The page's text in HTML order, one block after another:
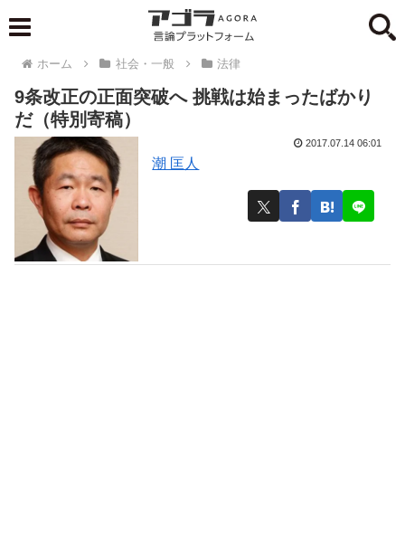
ホーム 社会・一般 法律
9条改正の正面突破へ 挑戦は始まったばかり
だ（特別寄稿）
潮 匡人
2017.07.14 06:01